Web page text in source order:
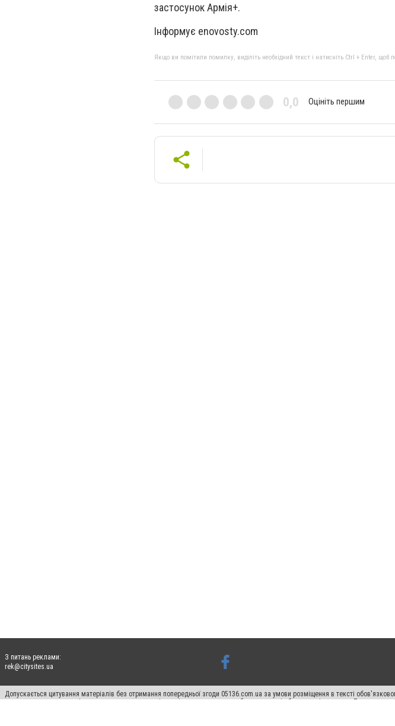
застосунок Армія+.
Інформує enovosty.com
Якщо ви помітили помилку, виділіть необхідний текст і натисніть Ctrl + Enter, щоб
0,0 Оцініть першим
З питань реклами:
rek@citysites.ua
Допускається цитування матеріалів без отримання попередньої згоди 05136.com.ua за умови розміщення в тексті
для пошукових систем гіперпосилання на цитовані статті не нижче другого абзацу в тексті або в якості джерела. Порушення